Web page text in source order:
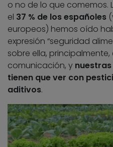
o no de lo que comemos.
el 37 % de los españoles
europeos) hemos oído
expresión “seguridad
sobre ella,
comunicación, y
tienen que ver con
aditivos.